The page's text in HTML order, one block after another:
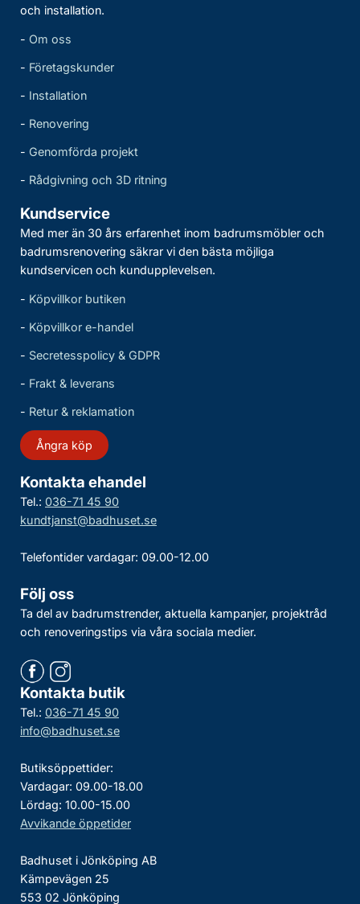
och installation.
- Om oss
- Företagskunder
- Installation
- Renovering
- Genomförda projekt
- Rådgivning och 3D ritning
Kundservice
Med mer än 30 års erfarenhet inom badrumsmöbler och
badrumsrenovering säkrar vi den bästa möjliga
kundservicen och kundupplevelsen.
- Köpvillkor butiken
- Köpvillkor e-handel
- Secretesspolicy & GDPR
- Frakt & leverans
- Retur & reklamation
Ångra köp
Kontakta ehandel
Tel.: 036-71 45 90
kundtjanst@badhuset.se
Telefontider vardagar: 09.00-12.00
Följ oss
Ta del av badrumstrender, aktuella kampanjer, projektråd
och renoveringstips via våra sociala medier.
Kontakta butik
Tel.: 036-71 45 90
info@badhuset.se
Butiksöppettider:
Vardagar: 09.00-18.00
Lördag: 10.00-15.00
Avvikande öppetider
Badhuset i Jönköping AB
Kämpevägen 25
553 02 Jönköping